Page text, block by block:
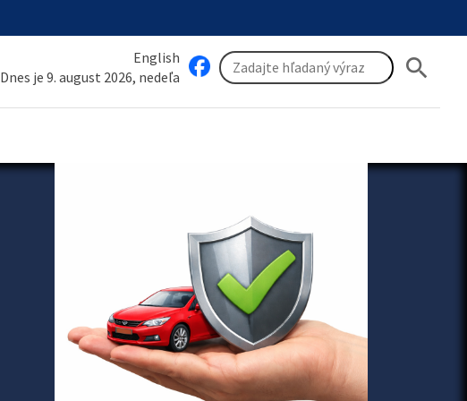
English
Dnes je 9. august 2026, nedeľa
search